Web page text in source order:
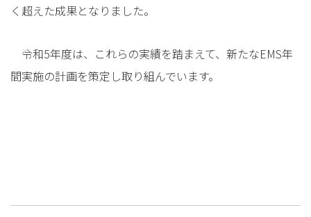
く超えた成果となりました。
令和5年度は、これらの実績を踏まえて、新たなEMS年
間実施の計画を策定し取り組んでいます。